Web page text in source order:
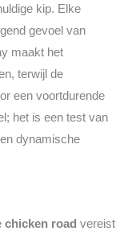
kip. Elke
gevoel van
maakt het
terwijl de
een voortdurende
het is een test van
dynamische
chicken road vereist